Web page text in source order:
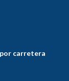
carretera